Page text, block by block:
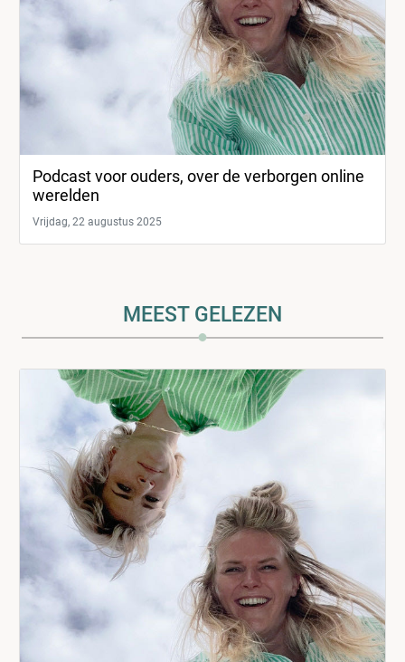
Podcast voor ouders, over de verborgen online
werelden
Vrijdag, 22 augustus 2025
MEEST GELEZEN